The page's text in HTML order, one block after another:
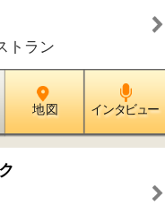
ンタビュー
インタビュー